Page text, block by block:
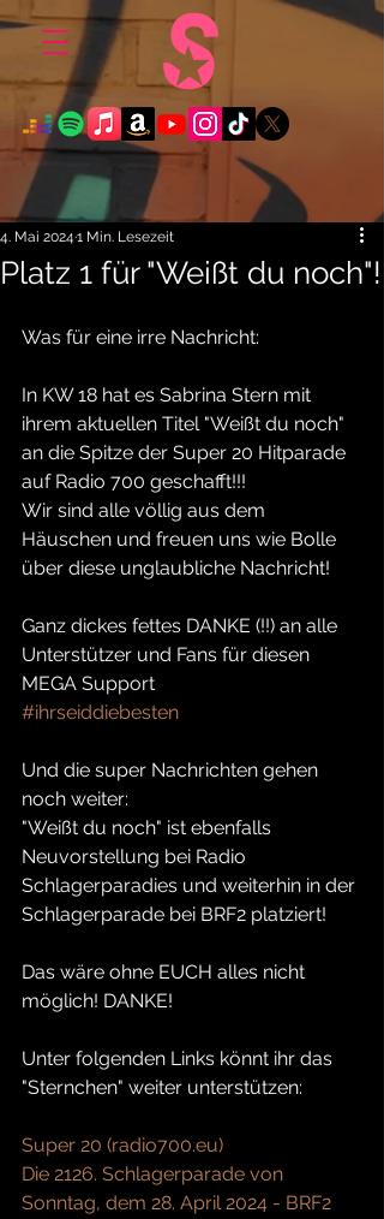
Platz 1 für "Weißt du noch"!
4. Mai 2024 1 Min. Lesezeit
Was für eine irre Nachricht:
In KW 18 hat es Sabrina Stern mit
ihrem aktuellen Titel "Weißt du noch"
an die Spitze der Super 20 Hitparade
auf Radio 700 geschafft!!!
Wir sind alle völlig aus dem
Häuschen und freuen uns wie Bolle
über diese unglaubliche Nachricht!
Ganz dickes fettes DANKE (!!) an alle
Unterstützer und Fans für diesen
MEGA Support
#ihrseiddiebesten
Und die super Nachrichten gehen
noch weiter:
"Weißt du noch" ist ebenfalls
Neuvorstellung bei Radio
Schlagerparadies und weiterhin in der
Schlagerparade bei BRF2 platziert!
Das wäre ohne EUCH alles nicht
möglich! DANKE!
Unter folgenden Links könnt ihr das
"Sternchen" weiter unterstützen:
Super 20 (radio700.eu)
Die 2126. Schlagerparade von
Sonntag, dem 28. April 2024 - BRF2